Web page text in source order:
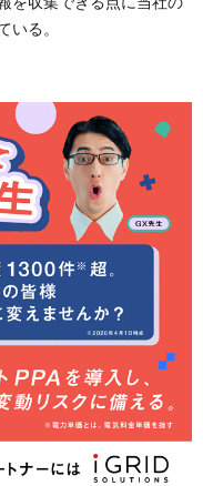
いる。